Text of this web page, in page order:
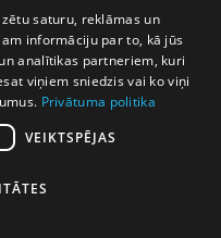
anders is. De natuur
saturu, reklāmas un
informāciju par to, kā jūs
analītikas partneriem, kuri
viņiem sniedzis vai ko viņi
Privātuma politika
VEIKTSPĒJAS